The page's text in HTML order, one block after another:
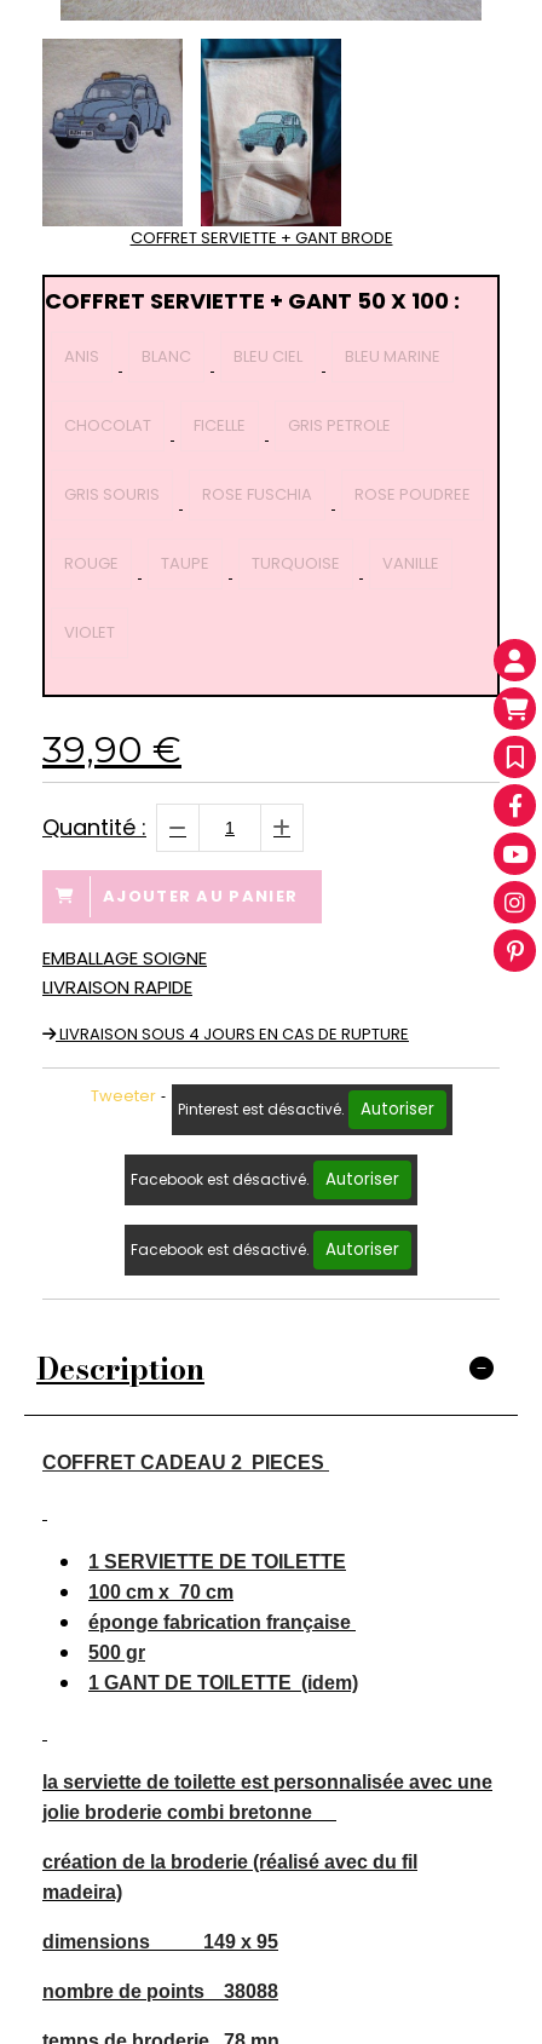
COFFRET SERVIETTE + GANT BRODE
COFFRET SERVIETTE + GANT 50 X 100 :
ANIS BLANC BLEU CIEL BLEU MARINE
CHOCOLAT FICELLE GRIS PETROLE
GRIS SOURIS ROSE FUSCHIA ROSE POUDREE
ROUGE TAUPE TURQUOISE VANILLE
VIOLET
39,90 €
Quantité :
AJOUTER AU PANIER
EMBALLAGE SOIGNE
LIVRAISON RAPIDE
LIVRAISON SOUS 4 JOURS EN CAS DE RUPTURE
Tweeter
Pinterest est désactivé. Autoriser
Facebook est désactivé. Autoriser
Facebook est désactivé. Autoriser
Description
COFFRET CADEAU 2 PIECES
1 SERVIETTE DE TOILETTE
100 cm x 70 cm
éponge fabrication française
500 gr
1 GANT DE TOILETTE (idem)
la serviette de toilette est personnalisée avec une
jolie broderie combi bretonne
création de la broderie (réalisé avec du fil
madeira)
dimensions 149 x 95
nombre de points 38088